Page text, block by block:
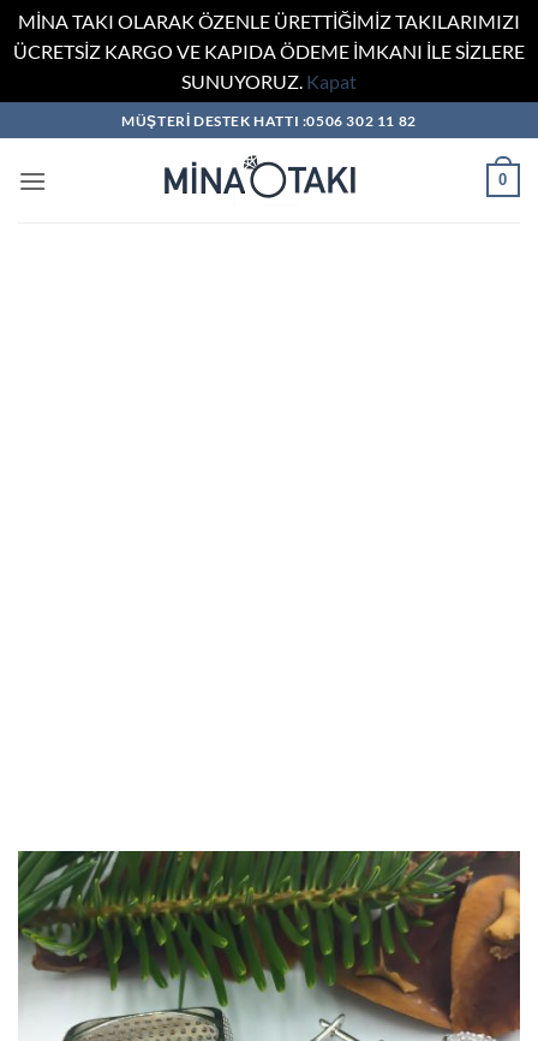
MİNA TAKI OLARAK ÖZENLE ÜRETTİĞİMİZ TAKILARIMIZI
ÜCRETSİZ KARGO VE KAPIDA ÖDEME İMKANI İLE SİZLERE
SUNUYORUZ. Kapat
atla
MÜŞTERİ DESTEK HATTI :0506 302 11 82
0